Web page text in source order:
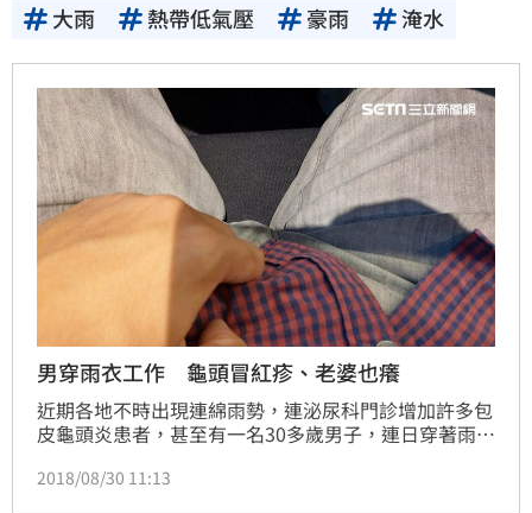
大雨 熱帶低氣壓 豪雨 淹水
男穿雨衣工作 龜頭冒紅疹、老婆也癢
近期各地不時出現連綿雨勢，連泌尿科門診增加許多包
皮龜頭炎患者，甚至有一名30多歲男子，連日穿著雨衣
斷是念珠菌引發的包皮龜頭炎，男子也說，「老婆下面
2018/08/30 11:13